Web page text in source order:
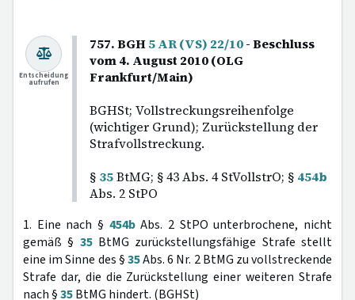
757. BGH5 AR (VS) 22/10- Beschluss
vom 4. August 2010 (OLG
Frankfurt/Main)
BGHSt; Vollstreckungsreihenfolge
(wichtiger Grund); Zurückstellung der
Strafvollstreckung.
§ 35BtMG; § 43 Abs. 4 StVollstrO; § 454b
Abs. 2 StPO
Entscheidung
aufrufen
1. Eine nach § 454bAbs. 2 StPO unterbrochene, nicht
gemäß § 35BtMG zurückstellungsfähige Strafe stellt
eine im Sinne des §35Abs. 6 Nr. 2 BtMG zu vollstreckende
Strafe dar, die die Zurückstellung einer weiteren Strafe
nach §35BtMG hindert. (BGHSt)